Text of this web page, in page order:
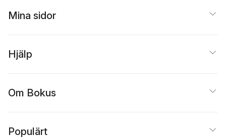
Mina sidor
Hjälp
Om Bokus
Populärt